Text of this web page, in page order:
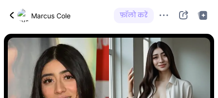
Marcus Cole फ़ॉलो करें